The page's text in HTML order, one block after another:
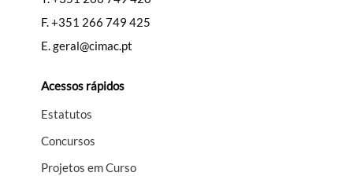
F.+351 266 749 425
E.geral@cimac.pt
Acessos rápidos
Estatutos
Concursos
Projetos em Curso